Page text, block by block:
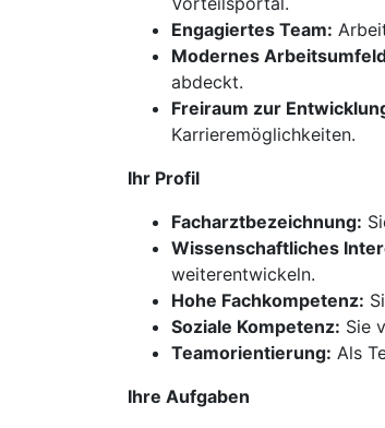
Engagiertes Team:
Modernes
abdeckt.
Freiraum zur
Karrieremöglichkeiten.
Ihr Profil
Facharztbezeichnung:
Wissenschaftliches
weiterentwickeln.
Hohe Fachkompetenz:
Soziale Kompetenz: Sie
Teamorientierung: Als
Ihre Aufgaben